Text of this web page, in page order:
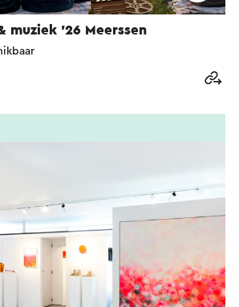
muziek '26 Meerssen